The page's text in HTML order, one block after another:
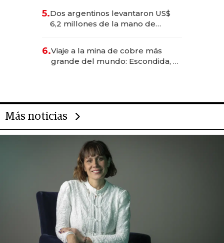
transformadoras
5.Dos argentinos levantaron US$
6,2 millones de la mano de
6.Viaje a la mina de cobre más
grande del mundo: Escondida, el
Más noticias